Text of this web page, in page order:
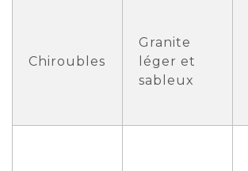
Chiroubles
Granite
léger et
sableux